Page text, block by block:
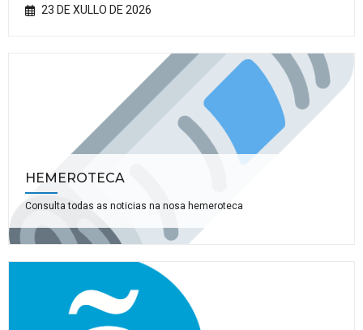
23 DE XULLO DE 2026
HEMEROTECA
Consulta todas as noticias na nosa hemeroteca